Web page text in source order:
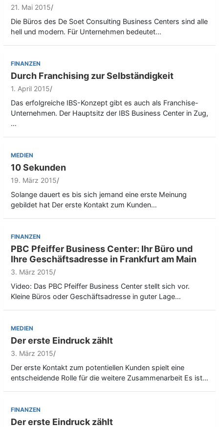
21. Mai 2015
Die Büros des De Soet Consulting Business Centers sind alle
hell und modern. Für Unternehmen bedeutet…
FINANZEN
Durch Franchising zur Selbständigkeit
1. April 2015
Das erfolgreiche IBS-Konzept gibt es auch als Franchise-
Unternehmen. Der Hauptsitz der IBS Business Center in Zug,
…
MEDIEN
10 Sekunden
19. März 2015
Solange dauert es bis sich jemand eine erste Meinung
gebildet hat Der erste Kontakt zum Kunden…
FINANZEN
PBC Pfeiffer Business Center: Ihr Büro und
Ihre Geschäftsadresse in Frankfurt am Main
3. März 2015
Video: Das PBC Pfeiffer Business Center stellt sich vor.
Kleine Büros oder Geschäftsadresse in guter Lage…
MEDIEN
Der erste Eindruck zählt
3. März 2015
Der erste Kontakt zum potentiellen Kunden spielt eine
entscheidende Rolle für die weitere Zusammenarbeit Es ist…
FINANZEN
Der erste Eindruck zählt